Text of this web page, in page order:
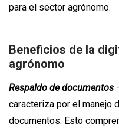
para el sector agrónomo.
Beneficios de la
agrónomo
Respaldo de documentos
caracteriza por el manejo
documentos. Esto